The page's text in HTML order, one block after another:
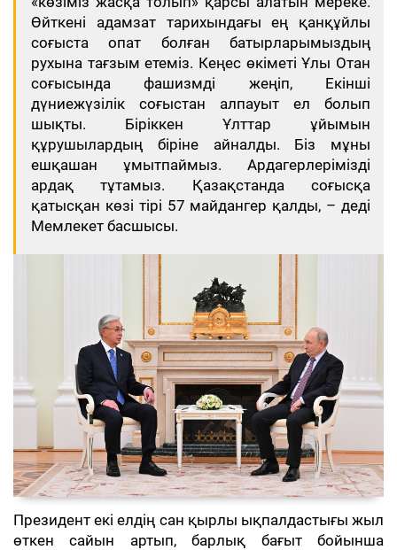
Өйткені адамзат тарихындағы ең қанқұйлы
соғыста опат болған батырларымыздың
рухына тағзым етеміз. Кеңес өкіметі Ұлы Отан
соғысында фашизмді жеңіп, Екінші
дүниежүзілік соғыстан алпауыт ел болып
шықты. Біріккен Ұлттар ұйымын
құрушылардың біріне айналды. Біз мұны
ешқашан ұмытпаймыз. Ардагерлерімізді
ардақ тұтамыз. Қазақстанда соғысқа
қатысқан көзі тірі 57 майдангер қалды, – деді
Мемлекет басшысы.
Президент екі елдің сан қырлы ықпалдастығы жыл
өткен сайын артып, барлық бағыт бойынша